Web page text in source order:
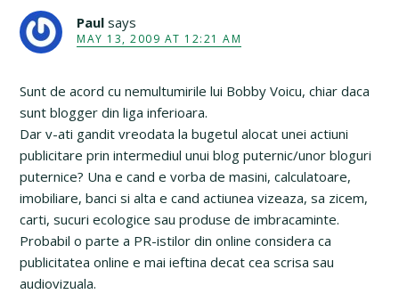
Paul says
MAY 13, 2009 AT 12:21 AM
Sunt de acord cu nemultumirile lui Bobby Voicu, chiar daca
sunt blogger din liga inferioara.
Dar v-ati gandit vreodata la bugetul alocat unei actiuni
publicitare prin intermediul unui blog puternic/unor bloguri
puternice? Una e cand e vorba de masini, calculatoare,
imobiliare, banci si alta e cand actiunea vizeaza, sa zicem,
carti, sucuri ecologice sau produse de imbracaminte.
Probabil o parte a PR-istilor din online considera ca
publicitatea online e mai ieftina decat cea scrisa sau
audiovizuala.